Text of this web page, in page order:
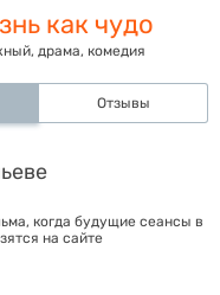
как чудо
драма, комедия
Отзывы
когда будущие сеансы в
на сайте